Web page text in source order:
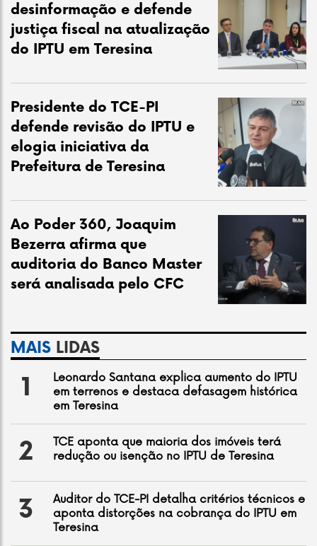
desinformação e defende
justiça fiscal na atualização
do IPTU em Teresina
Presidente do TCE-PI
defende revisão do IPTU e
elogia iniciativa da
Prefeitura de Teresina
Ao Poder 360, Joaquim
Bezerra afirma que
auditoria do Banco Master
será analisada pelo CFC
MAIS LIDAS
1
Leonardo Santana explica aumento do IPTU
em terrenos e destaca defasagem histórica
em Teresina
2
TCE aponta que maioria dos imóveis terá
redução ou isenção no IPTU de Teresina
3
Auditor do TCE-PI detalha critérios técnicos e
aponta distorções na cobrança do IPTU em
Teresina